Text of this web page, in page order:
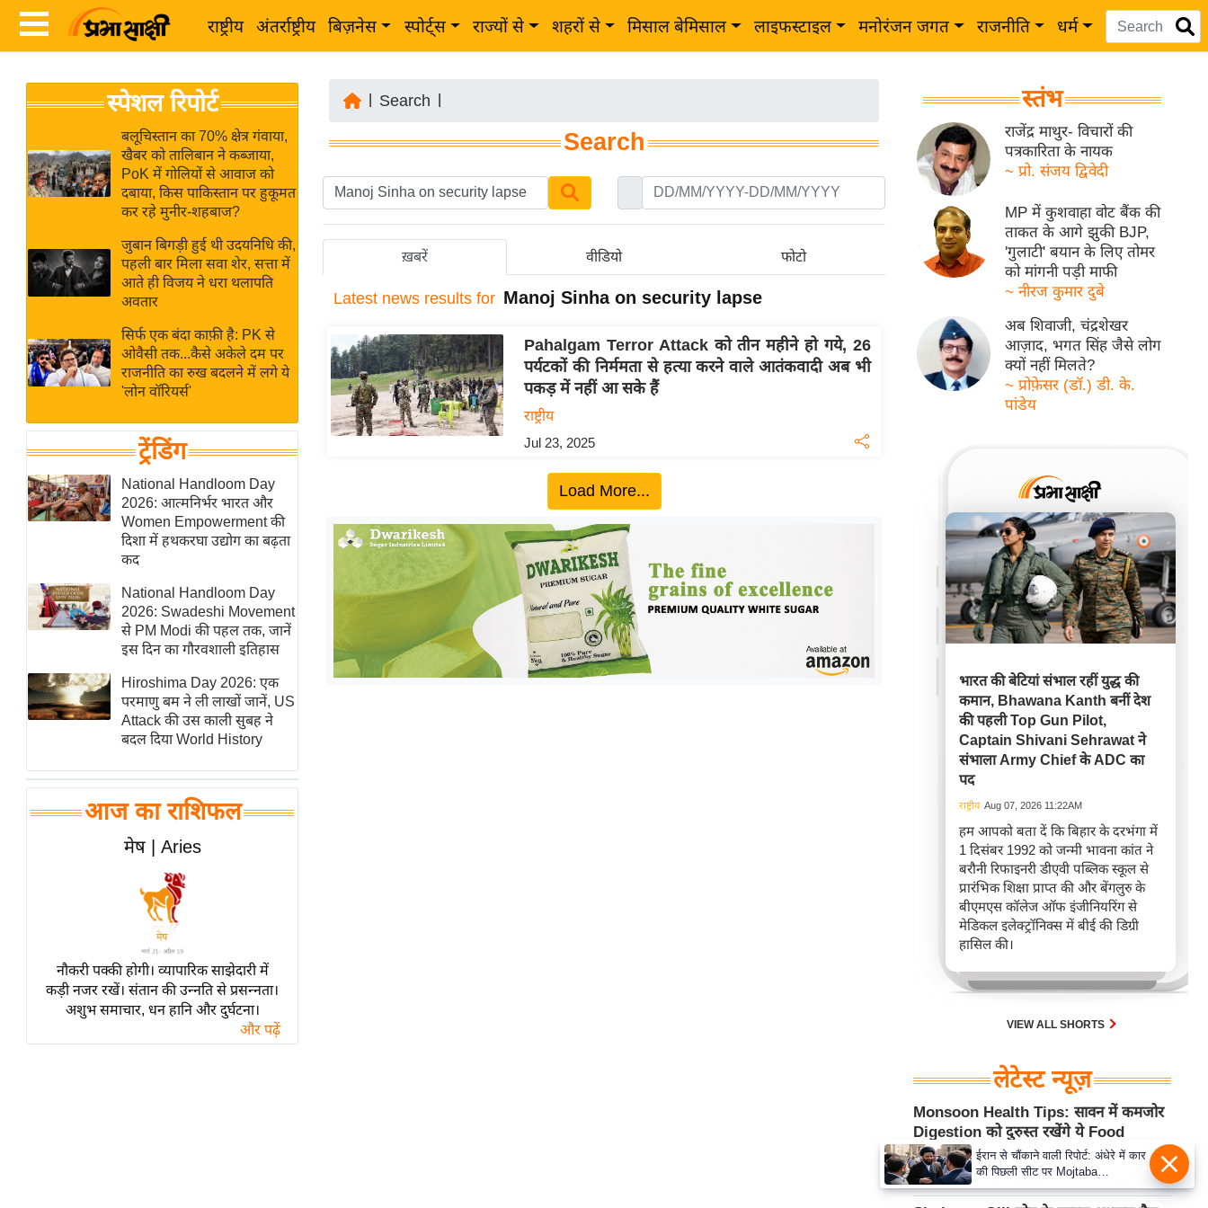
राष्ट्रीय अंतर्राष्ट्रीय बिज़नेस स्पोर्ट्स राज्यों से शहरों से मिसाल बेमिसाल लाइफस्टाइल मनोरंजन जगत राजनीति धर्म
News
Hindi
Hindi
Live
News in
Hindi
News
Hindi
Videos
ब
र
अंतर्राष्ट्रीय
बिज़नेस
उद्योग
विशेषज्ञ
राय
खेल
क्रिकेट
IPL
2026
मिसाल बेमिसाल
शख्सियत
यंग इंडिया
साहित्य जगत
ऑटो वर्ल्ड
न्यूज ब्रीफ
बॉलीवुड
हॉलीवुड
फिल्म समीक्षा
लाइफस्टाइल
टेक्नॉलॉजी
ब्यूटी/फैशन
घरेलू नुस्खे
स्पेशल रिपोर्ट
बलूचिस्तान का 70% क्षेत्र गंवाया,
खैबर को तालिबान ने कब्जाया,
PoK में गोलियों से आवाज को
दबाया, किस पाकिस्तान पर हुकूमत
कर रहे मुनीर-शहबाज?
जुबान बिगड़ी हुई थी उदयनिधि की,
पहली बार मिला सवा शेर, सत्ता में
आते ही विजय ने धरा थलापति
अवतार
सिर्फ एक बंदा काफ़ी है: PK से
ओवैसी तक...कैसे अकेले दम पर
राजनीति का रुख बदलने में लगे ये
'लोन वॉरियर्स'
ट्रेंडिंग
National Handloom Day
2026: आत्मनिर्भर भारत और
Women Empowerment की
दिशा में हथकरघा उद्योग का बढ़ता
कद
National Handloom Day
2026: Swadeshi Movement
से PM Modi की पहल तक, जानें
इस दिन का गौरवशाली इतिहास
Hiroshima Day 2026: एक
परमाणु बम ने ली लाखों जानें, US
Attack की उस काली सुबह ने
बदल दिया World History
आज का राशिफल
मेष | Aries
नौकरी पक्की होगी। व्यापारिक साझेदारी में
कड़ी नजर रखें। संतान की उन्नति से प्रसन्नता।
अशुभ समाचार, धन हानि और दुर्घटना।
और पढ़ें
Search
Search
ख़बरें वीडियो फोटो
Latest news results for Manoj Sinha on security lapse
Pahalgam Terror Attack को तीन महीने हो गये, 26
पर्यटकों की निर्ममता से हत्या करने वाले आतंकवादी अब भी
पकड़ में नहीं आ सके हैं
राष्ट्रीय
Jul 23, 2025
Load More...
स्तंभ
राजेंद्र माथुर- विचारों की
पत्रकारिता के नायक
~ प्रो. संजय द्विवेदी
MP में कुशवाहा वोट बैंक की
ताकत के आगे झुकी BJP,
'गुलाटी' बयान के लिए तोमर
को मांगनी पड़ी माफी
~ नीरज कुमार दुबे
अब शिवाजी, चंद्रशेखर
आज़ाद, भगत सिंह जैसे लोग
क्यों नहीं मिलते?
~ प्रोफ़ेसर (डॉ.) डी. के.
पांडेय
भारत की बेटियां संभाल रहीं युद्ध की
कमान, Bhawana Kanth बनीं देश
की पहली Top Gun Pilot,
Captain Shivani Sehrawat ने
संभाला Army Chief के ADC का
पद
राष्ट्रीय Aug 07, 2026 11:22AM
हम आपको बता दें कि बिहार के दरभंगा में
1 दिसंबर 1992 को जन्मी भावना कांत ने
बरौनी रिफाइनरी डीएवी पब्लिक स्कूल से
प्रारंभिक शिक्षा प्राप्त की और बेंगलुरु के
बीएमएस कॉलेज ऑफ इंजीनियरिंग से
मेडिकल इलेक्ट्रॉनिक्स में बीई की डिग्री
हासिल की।
VIEW ALL SHORTS
लेटेस्ट न्यूज़
Monsoon Health Tips: सावन में कमजोर
Digestion को दुरुस्त रखेंगे ये Food
Habits और Diet
Aug 07, 2026 11:18AM फिटनेस मंत्रा
ईरान से चौंकाने वाली रिपोर्ट: अंधेरे में कार
की पिछली सीट पर Mojtaba
Khamenei से मिले राष्ट्रपति, पहचान
पर बना सस्पेंस